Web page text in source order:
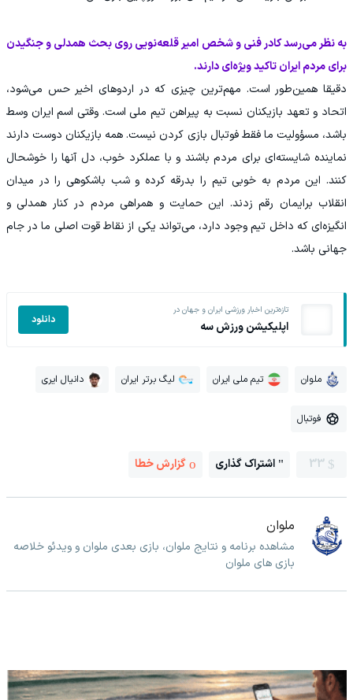
به نظر می‌رسد کادر فنی و شخص امیر قلعه‌نویی روی بحث همدلی و جنگیدن
برای مردم ایران تاکید ویژه‌ای دارند.
دقیقا همین‌طور است. مهم‌ترین چیزی که در اردوهای اخیر حس می‌شود،
اتحاد و تعهد بازیکنان نسبت به پیراهن تیم ملی است. وقتی اسم ایران وسط
باشد، مسؤولیت ما فقط فوتبال بازی کردن نیست. همه بازیکنان دوست دارند
نماینده شایسته‌ای برای مردم باشند و با عملکرد خوب، دل آنها را خوشحال
کنند. این مردم به خوبی تیم را بدرقه کرده و شب باشکوهی را در میدان
انقلاب برایمان رقم زدند. این حمایت و همراهی مردم در کنار همدلی و
انگیزه‌ای که داخل تیم وجود دارد، می‌تواند یکی از نقاط قوت اصلی ما در جام
جهانی باشد.
تازه‌ترین اخبار ورزشی ایران و جهان در
اپلیکیشن ورزش سه دانلود
ملوان تیم ملی ایران لیگ برتر ایران دانیال ایری
فوتبال
33 اشتراک گذاری گزارش خطا
ملوان
مشاهده برنامه و نتایج ملوان، بازی بعدی ملوان و ویدئو خلاصه
بازی های ملوان